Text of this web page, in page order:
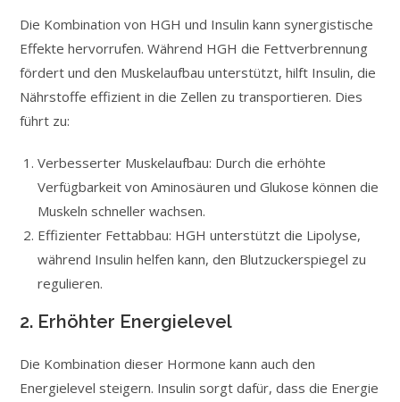
Die Kombination von HGH und Insulin kann synergistische
Effekte hervorrufen. Während HGH die Fettverbrennung
fördert und den Muskelaufbau unterstützt, hilft Insulin, die
Nährstoffe effizient in die Zellen zu transportieren. Dies
führt zu:
Verbesserter Muskelaufbau: Durch die erhöhte
Verfügbarkeit von Aminosäuren und Glukose können die
Muskeln schneller wachsen.
Effizienter Fettabbau: HGH unterstützt die Lipolyse,
während Insulin helfen kann, den Blutzuckerspiegel zu
regulieren.
2. Erhöhter Energielevel
Die Kombination dieser Hormone kann auch den
Energielevel steigern. Insulin sorgt dafür, dass die Energie